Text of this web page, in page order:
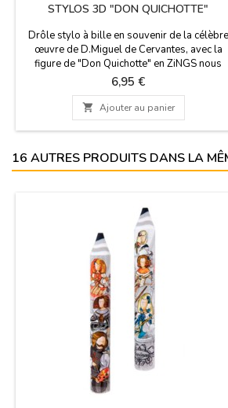
STYLOS 3D "DON QUICHOTTE"
Drôle stylo à bille en souvenir de la célèbre
œuvre de D.Miguel de Cervantes, avec la
figure de "Don Quichotte" en ZiNGS nous
célébrons 400 ans de la mort de D.Miguel de
Cervantes, auteur de Don Quichotte célèbre
ouvrage de la littérature espagnole. vous
pouvez remplacer une fois qu'il est terminé.
Mesure: 17 cm
Prix
6,95 €
 Ajouter au panier
16 AUTRES PRODUITS DANS LA